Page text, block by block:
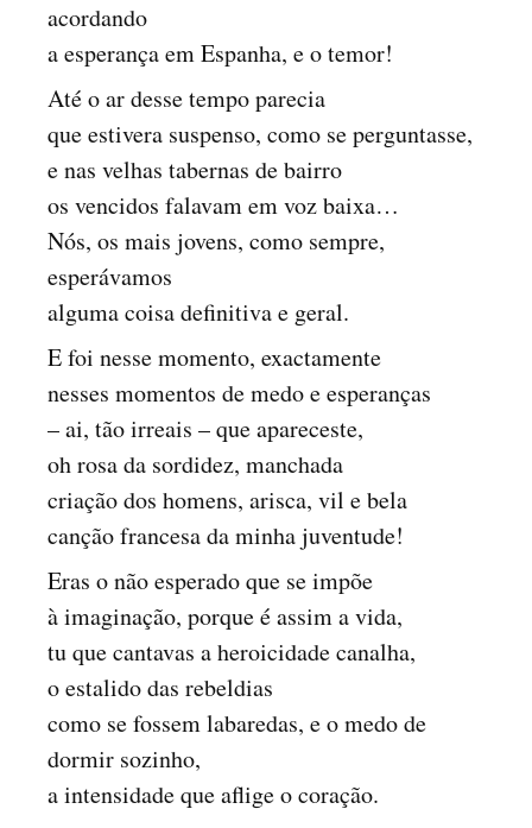
acordando
a esperança em Espanha, e o temor!
Até o ar desse tempo parecia
que estivera suspenso, como se perguntasse,
e nas velhas tabernas de bairro
os vencidos falavam em voz baixa…
Nós, os mais jovens, como sempre,
esperávamos
alguma coisa definitiva e geral.
E foi nesse momento, exactamente
nesses momentos de medo e esperanças
– ai, tão irreais – que apareceste,
oh rosa da sordidez, manchada
criação dos homens, arisca, vil e bela
canção francesa da minha juventude!
Eras o não esperado que se impõe
à imaginação, porque é assim a vida,
tu que cantavas a heroicidade canalha,
o estalido das rebeldias
como se fossem labaredas, e o medo de
dormir sozinho,
a intensidade que aflige o coração.